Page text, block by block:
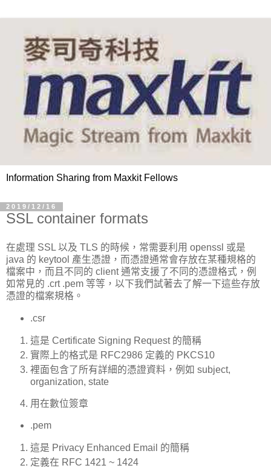
Information Sharing from Maxkit Fellows
2019/12/16
SSL container formats
在處理 SSL 以及 TLS 的時候，常需要利用 openssl 或是
java 的 keytool 產生憑證，而憑證通常會存放在某種規格的
檔案中，而且不同的 client 通常支援了不同的憑證格式，例
如常見的 .crt .pem 等等，以下我們試著去了解一下這些存放
憑證的檔案規格。
.csr
這是 Certificate Signing Request 的簡稱
實際上的格式是 RFC2986 定義的 PKCS10
裡面包含了所有詳細的憑證資料，例如 subject,
organization, state
用在數位簽章
.pem
這是 Privacy Enhanced Email 的簡稱
定義在 RFC 1421 ~ 1424